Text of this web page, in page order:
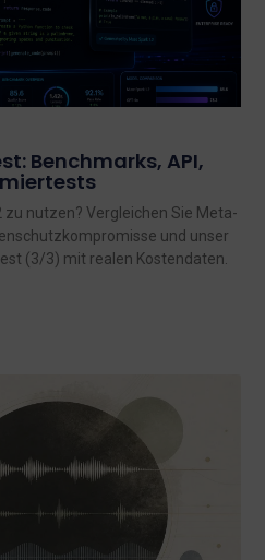
Benchmarks, API,
zu nutzen? Vergleichen Sie Meta-
und unser
(3/3) mit realen Kostendaten.